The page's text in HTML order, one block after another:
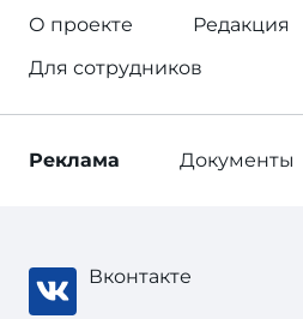
О проекте
Редакция
Для сотрудников
Реклама Документы
Вконтакте